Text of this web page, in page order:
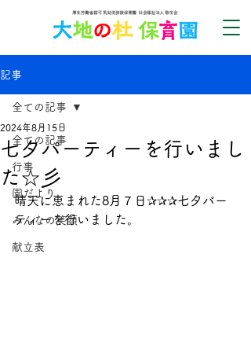
記事
全ての記事
行事
園だより
みんなの笑顔
献立表
全ての記事
七夕パーティーを行いまし
た☆彡
2024年8月15日
晴天に恵まれた8月７日✰✰✰七夕パー
ティーを行いました。